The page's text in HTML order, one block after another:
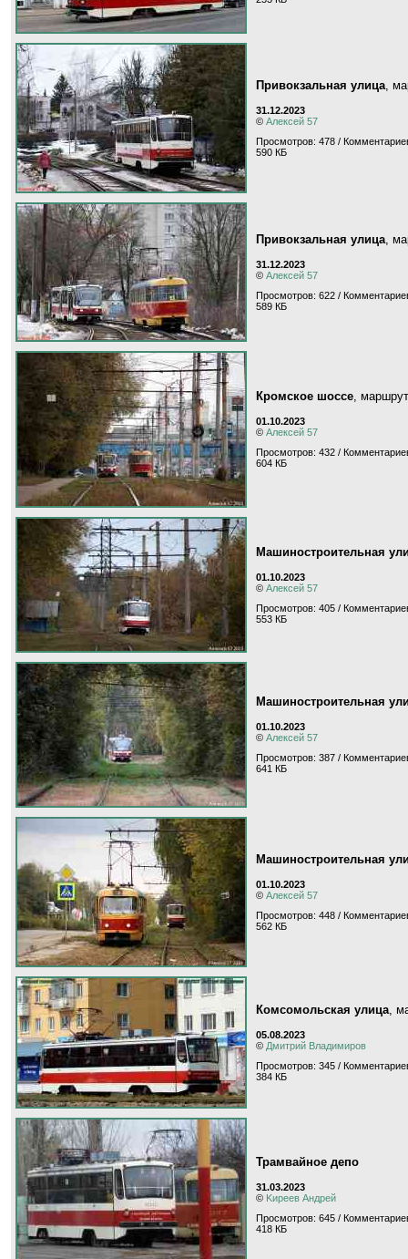
Привокзальная улица,
31.12.2023
© Алексей 57
Просмотров: 478 /
590 КБ
Привокзальная улица,
31.12.2023
© Алексей 57
Просмотров: 622 /
589 КБ
Кромское шоссе,
01.10.2023
© Алексей 57
Просмотров: 432 /
604 КБ
Машиностроительная
01.10.2023
© Алексей 57
Просмотров: 405 /
553 КБ
Машиностроительная
01.10.2023
© Алексей 57
Просмотров: 387 /
641 КБ
Машиностроительная
01.10.2023
© Алексей 57
Просмотров: 448 /
562 КБ
Комсомольская улица,
05.08.2023
© Дмитрий Владимиров
Просмотров: 345 /
384 КБ
Трамвайное депо
31.03.2023
© Kиpeeв Aндpeй
Просмотров: 645 /
418 КБ